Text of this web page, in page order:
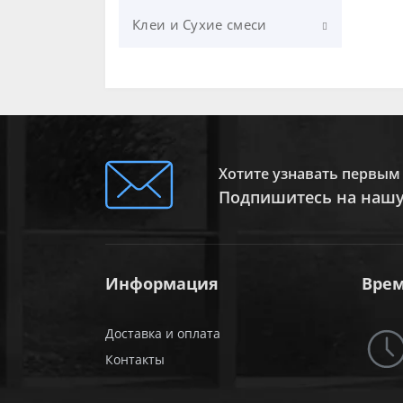
Столешницы
Клеи и Сухие смеси
Грунты
Шпаклевка
Хотите узнавать
Подпишитесь на
Информация
Доставка и оплата
Контакты